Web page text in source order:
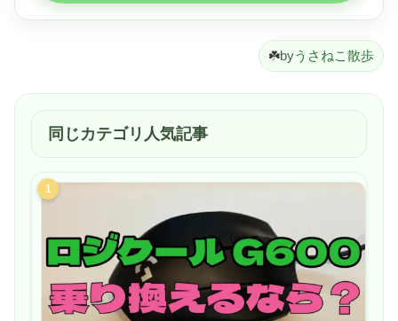
☘️byうさねこ散歩
同じカテゴリ人気記事
1